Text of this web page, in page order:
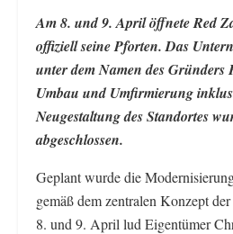
Am 8. und 9. April öffnete Red
offiziell seine Pforten. Das
unter dem Namen des Gründers
Umbau und Umfirmierung
Neugestaltung des Standortes
abgeschlossen.
Geplant wurde die
gemäß dem zentralen Konzept
8. und 9. April lud Eigentümer